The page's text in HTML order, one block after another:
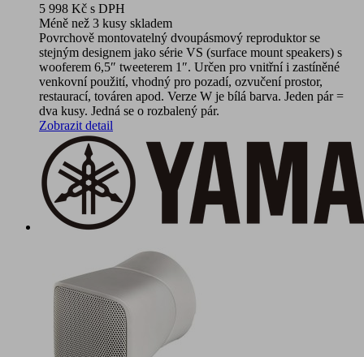
5 998 Kč s DPH
Méně než 3 kusy skladem
Povrchově montovatelný dvoupásmový reproduktor se
stejným designem jako série VS (surface mount speakers) s
wooferem 6,5″ tweeterem 1″. Určen pro vnitřní i zastíněné
venkovní použití, vhodný pro pozadí, ozvučení prostor,
restaurací, továren apod. Verze W je bílá barva. Jeden pár =
dva kusy. Jedná se o rozbalený pár.
Zobrazit detail